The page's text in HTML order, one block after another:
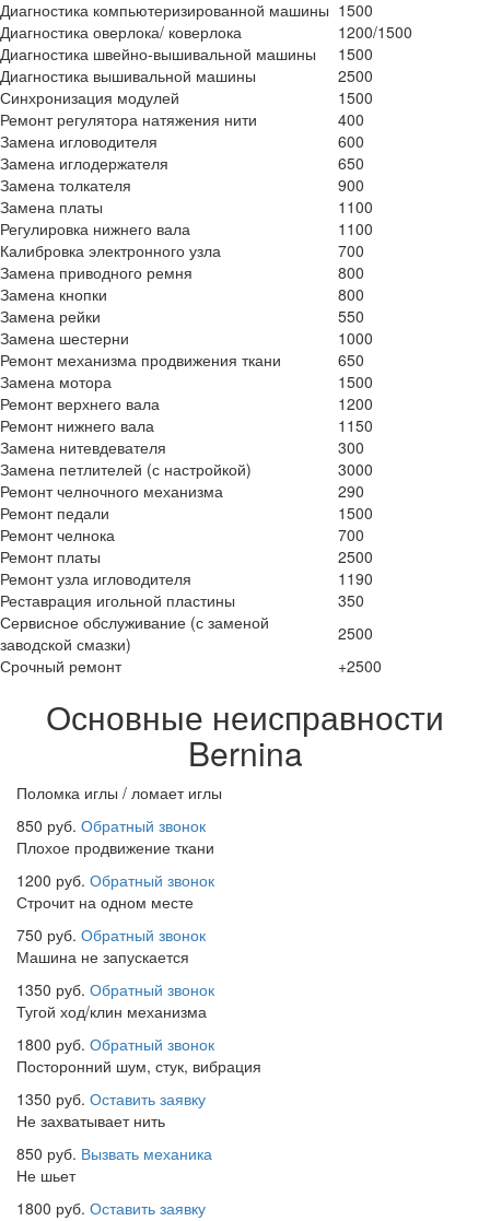
Диагностика компьютеризированной машины 1500
Диагностика оверлока/ коверлока
1200/1500
Диагностика швейно-вышивальной машины
1500
Диагностика вышивальной машины
2500
Синхронизация модулей
1500
Ремонт регулятора натяжения нити
400
Замена игловодителя
600
Замена иглодержателя
650
Замена толкателя
900
Замена платы
1100
Регулировка нижнего вала
1100
Калибровка электронного узла
700
Замена приводного ремня
800
Замена кнопки
800
Замена рейки
550
Замена шестерни
1000
Ремонт механизма продвижения ткани
650
Замена мотора
1500
Ремонт верхнего вала
1200
Ремонт нижнего вала
1150
Замена нитевдевателя
300
Замена петлителей (с настройкой)
3000
Ремонт челночного механизма
290
Ремонт педали
1500
Ремонт челнока
700
Ремонт платы
2500
Ремонт узла игловодителя
1190
Реставрация игольной пластины
350
Сервисное обслуживание (с заменой
заводской смазки)
2500
Срочный ремонт
+2500
Основные неисправности
Bernina
Поломка иглы / ломает иглы
850 руб. Обратный звонок
Плохое продвижение ткани
1200 руб. Обратный звонок
Строчит на одном месте
750 руб. Обратный звонок
Машина не запускается
1350 руб. Обратный звонок
Тугой ход/клин механизма
1800 руб. Обратный звонок
Посторонний шум, стук, вибрация
1350 руб. Оставить заявку
Не захватывает нить
850 руб. Вызвать механика
Не шьет
1800 руб. Оставить заявку